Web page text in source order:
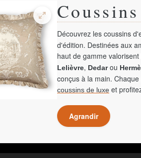
Découvrez les coussins
d'édition. Destinées aux
haut de gamme
Lelièvre, Dedarou
conçus à la main.
coussins de luxe et
Agrandir